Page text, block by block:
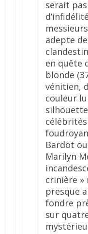
serait
adepte
en quête
blonde
vénitien,
couleur
Bardot
Marilyn
crinière »
presque
fondre
sur